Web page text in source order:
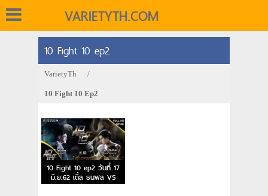
VARIETYTH.COM
10 Fight 10 ep2
VarietyTh /
10 Fight 10 Ep2
10 Fight 10 ep2 วันที่ 17
มิ.ย.62 เติ้ล ธนพล VS
แมน พัฒนพล